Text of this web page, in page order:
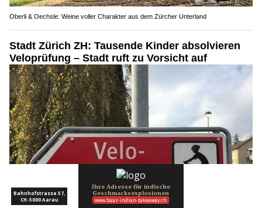
Oberli & Oechsle: Weine voller Charakter aus dem Zürcher Unterland
Stadt Zürich ZH: Tausende Kinder absolvieren
Veloprüfung – Stadt ruft zu Vorsicht auf